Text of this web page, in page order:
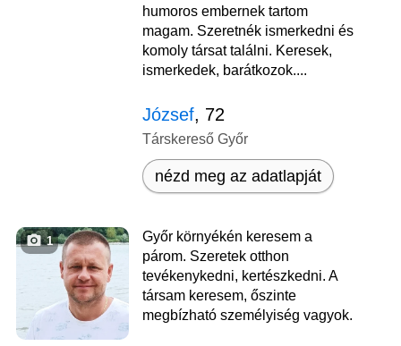
humoros embernek tartom
magam. Szeretnék ismerkedni és
komoly társat találni. Keresek,
ismerkedek, barátkozok....
József, 72
Társkereső Győr
nézd meg az adatlapját
1
Győr környékén keresem a
párom. Szeretek otthon
tevékenykedni, kertészkedni. A
társam keresem, őszinte
megbízható személyiség vagyok.